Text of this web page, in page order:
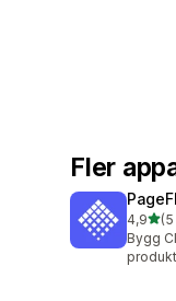
Fler
4,9av
5654
Bygg